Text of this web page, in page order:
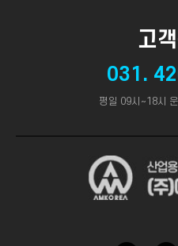
고
031.
평일 09시~18시